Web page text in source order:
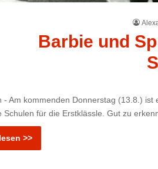
Barbie und
- Am kommenden Donnerstag (13.8.)
Schulen für die Erstklässle. Gut zu
>>